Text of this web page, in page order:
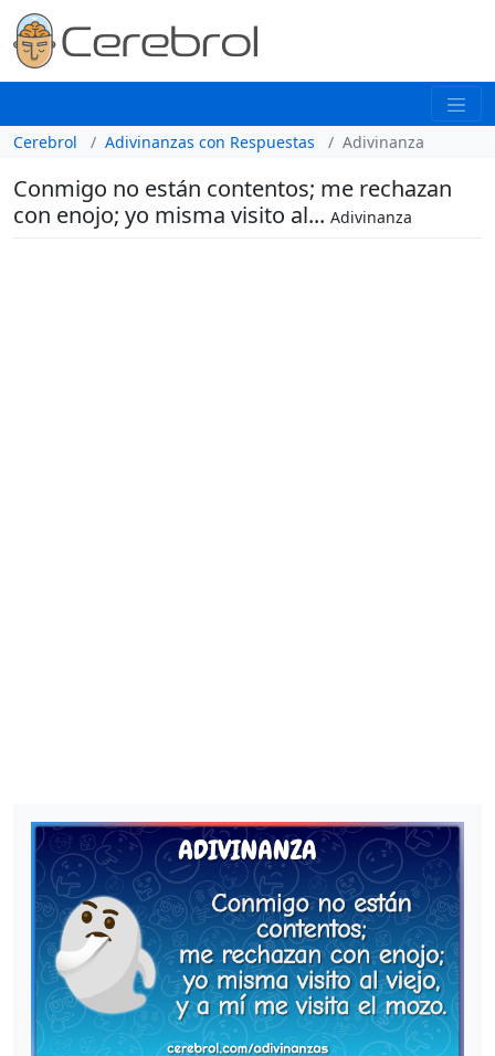
Cerebrol Adivinanzas con Respuestas Adivinanza
Conmigo no están contentos; me rechazan
con enojo; yo misma visito al... Adivinanza